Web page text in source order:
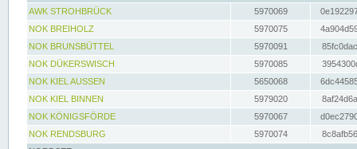
AWK STROHBRÜCK
5970069
NOK BREIHOLZ
5970075
NOK BRUNSBÜTTEL
5970091
NOK DÜKERSWISCH
5970085
NOK KIEL AUSSEN
5650068
NOK KIEL BINNEN
5979020
NOK KÖNIGSFÖRDE
5970067
NOK RENDSBURG
5970074